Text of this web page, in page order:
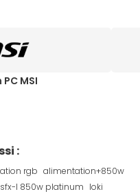
MSI
:
rgb alimentation+850w
l 850w platinum loki